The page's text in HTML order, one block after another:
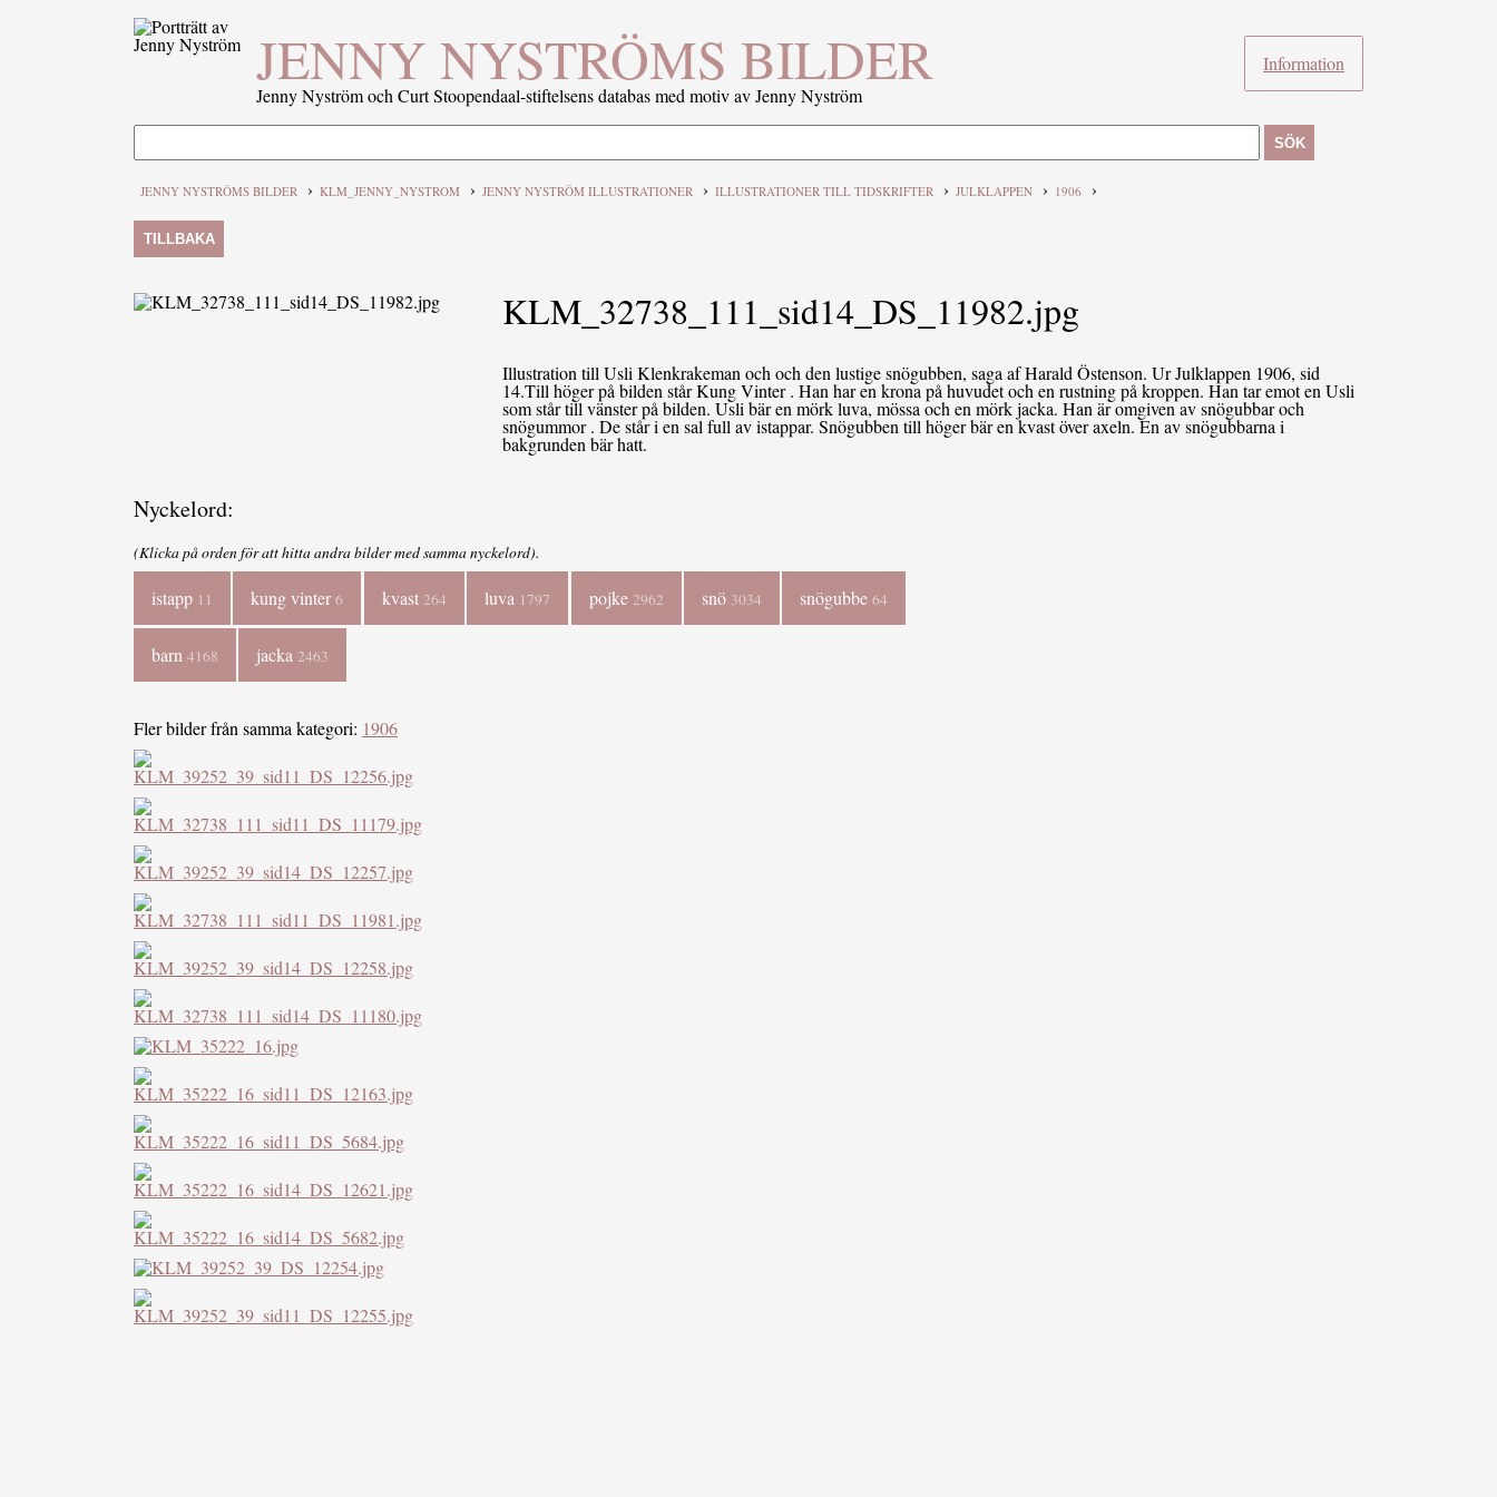
JENNY NYSTRÖMS BILDER
Jenny Nyström och Curt Stoopendaal-stiftelsens databas med motiv av Jenny Nyström
Information
SÖK
JENNY NYSTRÖMS BILDER › KLM_JENNY_NYSTROM › JENNY NYSTRÖM ILLUSTRATIONER › ILLUSTRATIONER TILL TIDSKRIFTER › JULKLAPPEN › 1906 ›
TILLBAKA
KLM_32738_111_sid14_DS_11982.jpg
Illustration till Usli Klenkrakeman och och den lustige snögubben, saga af Harald Östenson. Ur Julklappen 1906, sid
14.Till höger på bilden står Kung Vinter . Han har en krona på huvudet och en rustning på kroppen. Han tar emot en Usli
som står till vänster på bilden. Usli bär en mörk luva, mössa och en mörk jacka. Han är omgiven av snögubbar och
snögummor . De står i en sal full av istappar. Snögubben till höger bär en kvast över axeln. En av snögubbarna i
bakgrunden bär hatt.
Nyckelord:
(Klicka på orden för att hitta andra bilder med samma nyckelord).
istapp 11 kung vinter6 kvast 264 luva 1797 pojke 2962 snö 3034 snögubbe64
barn 4168 jacka 2463
Fler bilder från samma kategori: 1906